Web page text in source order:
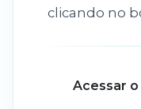
clicando no
Acessar